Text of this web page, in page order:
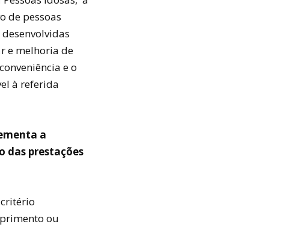
de pessoas
e melhoria de
e o
à referida
a
das prestações
ou